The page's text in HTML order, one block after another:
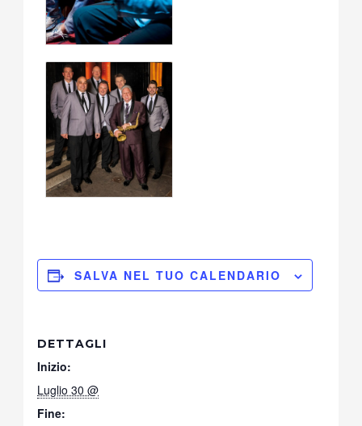
SALVA NEL TUO CALENDARIO
DETTAGLI
Inizio:
Luglio 30 @
Fine: